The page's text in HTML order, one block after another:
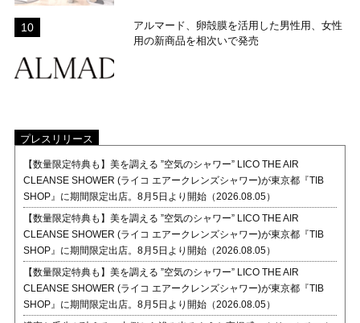
アルマード、卵殻膜を活用した男性用、女性
用の新商品を相次いで発売
プレスリリース
【数量限定特典も】美を調える ”空気のシャワー” LICO THE AIR
CLEANSE SHOWER (ライコ エアークレンズシャワー)が東京都『TIB
SHOP』に期間限定出店。8月5日より開始（2026.08.05）
【数量限定特典も】美を調える ”空気のシャワー” LICO THE AIR
CLEANSE SHOWER (ライコ エアークレンズシャワー)が東京都『TIB
SHOP』に期間限定出店。8月5日より開始（2026.08.05）
【数量限定特典も】美を調える ”空気のシャワー” LICO THE AIR
CLEANSE SHOWER (ライコ エアークレンズシャワー)が東京都『TIB
SHOP』に期間限定出店。8月5日より開始（2026.08.05）